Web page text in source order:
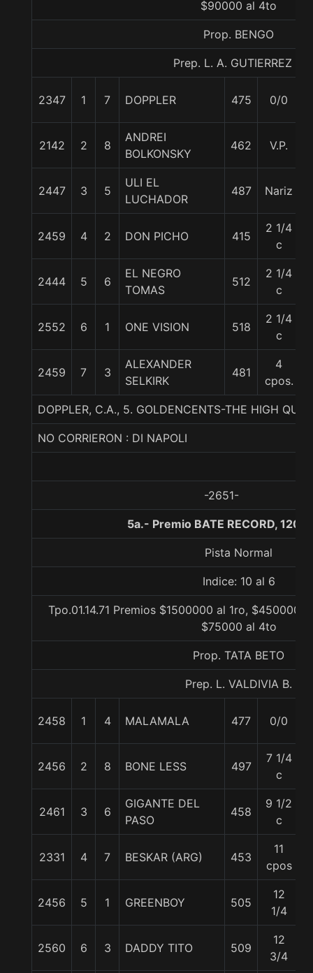
$90000 al 4to
Prop. BENGO
Prep. L. A. GUTIERREZ P.
2347 1 7 DOPPLER 475 0/0
2142 2 8
ANDREI
BOLKONSKY
462 V.P.
2447 3 5
ULI EL
LUCHADOR
487 Nariz
2459 4 2 DON PICHO 415
2 1/4
c
2444 5 6
EL NEGRO
TOMAS
512
2 1/4
c
2552 6 1 ONE VISION 518
2 1/4
c
2459 7 3
ALEXANDER
SELKIRK
481
4
cpos.
DOPPLER, C.A., 5. GOLDENCENTS-THE HIGH
NO CORRIERON : DI NAPOLI
-2651-
5a.- Premio BATE RECORD,
Pista Normal
Indice: 10 al 6
Tpo.01.14.71 Premios $1500000 al 1ro, $450000
$75000 al 4to
Prop. TATA BETO
Prep. L. VALDIVIA B.
2458 1 4 MALAMALA 477 0/0
2456 2 8 BONE LESS 497
7 1/4
c
2461 3 6
GIGANTE DEL
PASO
458
9 1/2
c
2331 4 7 BESKAR (ARG) 453
11
cpos
2456 5 1 GREENBOY 505
12
1/4
2560 6 3 DADDY TITO 509
12
3/4